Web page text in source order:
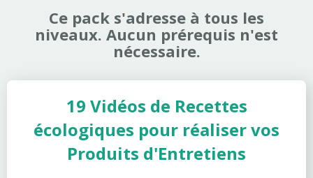
Ce pack s'adresse à tous les
niveaux. Aucun prérequis n'est
nécessaire.
19 Vidéos de Recettes
écologiques pour réaliser vos
Produits d'Entretiens